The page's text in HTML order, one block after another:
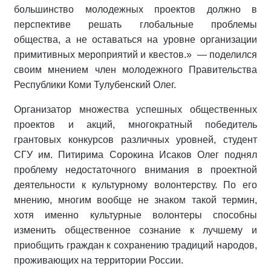
большинство молодежных проектов должно в
перспективе решать глобальные проблемы
общества, а не оставаться на уровне организации
примитивных мероприятий и квестов.» — поделился
своим мнением член молодежного Правительства
Республики Коми Тулубенский Олег.
Организатор множества успешных общественных
проектов и акций, многократный победитель
грантовых конкурсов различных уровней, студент
СГУ им. Питирима Сорокина Исаков Олег поднял
проблему недостаточного внимания в проектной
деятельности к культурному волонтерству. По его
мнению, многим вообще не знаком такой термин,
хотя именно культурные волонтеры способны
изменить общественное сознание к лучшему и
приобщить граждан к сохранению традиций народов,
проживающих на территории России.